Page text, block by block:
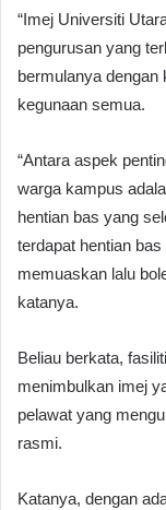
“Imej Universiti
pengurusan yang
bermulanya
kegunaan semua.
“Antara aspek
warga kampus
hentian bas yang
terdapat hentian
memuaskan lalu
katanya.
Beliau berkata,
menimbulkan imej
pelawat yang
rasmi.
Katanya, dengan